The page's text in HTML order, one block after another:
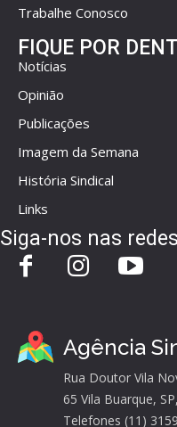
Trabalhe Conosco
FIQUE POR
Notícias
Opinião
Publicações
Imagem da Semana
História Sindical
Links
Siga-nos nas
Agência
Rua Doutor Vila
65 Vila Buarque,
Telefones (11)